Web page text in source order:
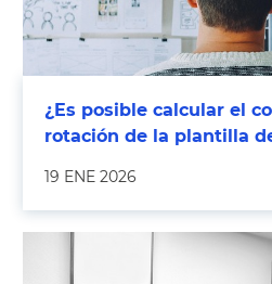
¿Es posible calcular el
rotación de la plantilla
19 ENE 2026